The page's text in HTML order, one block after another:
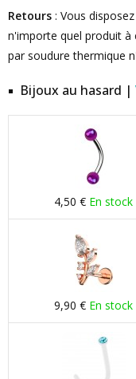
Retours : Vous
n'importe quel produit à
par soudure thermique
Bijoux au hasard |
4,50 € En stock
9,90 € En stock